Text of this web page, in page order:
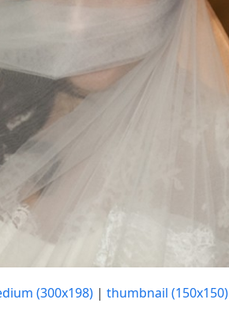
(300x198) |thumbnail (150x150)